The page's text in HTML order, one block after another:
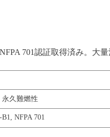
701認証取得済み。大
永久難燃性
NFPA 701